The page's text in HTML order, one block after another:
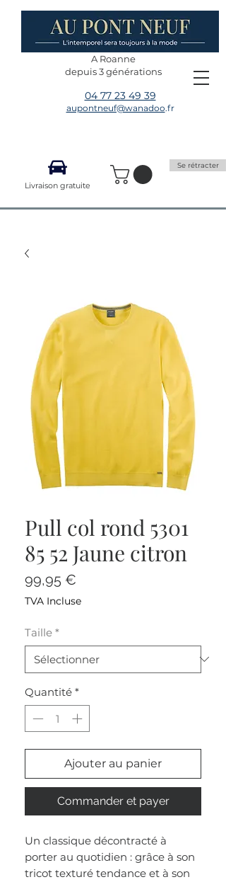
04 77 23 49 39
aupontneuf@wanadoo.fr
A Roanne
depuis 3 générations
Livraison gratuite
Se rétracter
Pull col rond 5301
85 52 Jaune citron
99,95 €
TVA Incluse
Taille *
Quantité *
Ajouter au panier
Commander et payer
Un classique décontracté à
porter au quotidien : grâce à son
tricot texturé tendance et à son